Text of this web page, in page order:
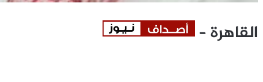
القاهرة –